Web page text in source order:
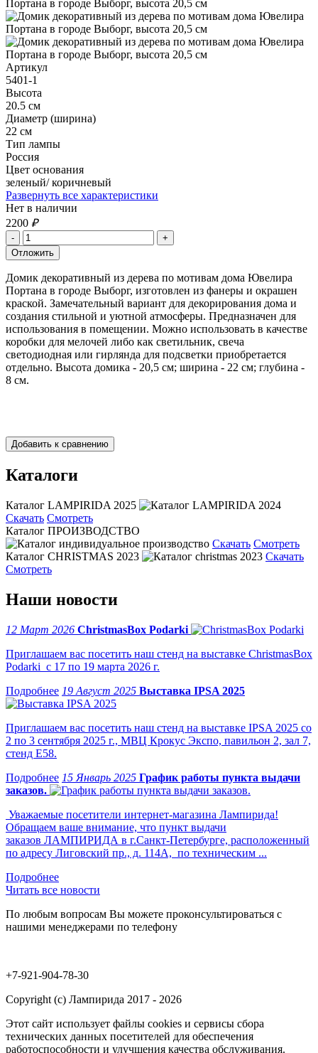
Артикул
5401-1
Высота
20.5 см
Диаметр (ширина)
22 см
Тип лампы
Россия
Цвет основания
зеленый/ коричневый
Развернуть все характеристики
Нет в наличии
2200 ₽
Домик декоративный из дерева по мотивам дома Ювелира
Портана в городе Выборг, изготовлен из фанеры и окрашен
краской. Замечательный вариант для декорирования дома и
создания стильной и уютной атмосферы. Предназначен для
использования в помещении. Можно использовать в качестве
коробки для мелочей либо как светильник, свеча
светодиодная или гирлянда для подсветки приобретается
отдельно. Высота домика - 20,5 см; ширина - 22 см; глубина -
8 см.
Каталоги
Каталог LAMPIRIDA 2025
Скачать Смотреть
Каталог ПРОИЗВОДСТВО
Скачать Смотреть
Каталог CHRISTMAS 2023
Скачать
Смотреть
Наши новости
12 Март 2026 ChristmasBox Podarki
Приглашаем вас посетить наш стенд на выставке ChristmasBox
Podarki с 17 по 19 марта 2026 г.
19 Август 2025 Выставка IPSA 2025
Приглашаем вас посетить наш стенд на выставке IPSA 2025 со
2 по 3 сентября 2025 г., МВЦ Крокус Экспо, павильон 2, зал 7,
стенд Е58.
15 Январь 2025 График работы пункта выдачи
заказов.
Уважаемые посетители интернет-магазина Лампирида!
Обращаем ваше внимание, что пункт выдачи
заказов ЛАМПИРИДА в г.Санкт-Петербурге, расположенный
по адресу Лиговский пр., д. 114А, по техническим ...
Читать все новости
По любым вопросам Вы можете проконсультироваться с
нашими менеджерами по телефону
+7-921-904-78-30
Copyright (c) Лампирида 2017 - 2026
Этот сайт использует файлы cookies и сервисы сбора
технических данных посетителей для обеспечения
работоспособности и улучшения качества обслуживания.